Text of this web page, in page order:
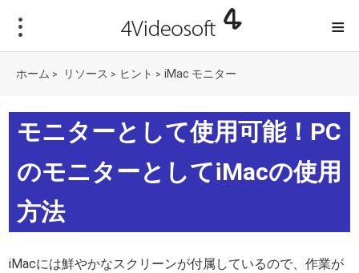
≡
ホーム > リソース > ヒント > iMac モニター
モニターとして使用可能！PC
のモニターとしてiMacの使用
方法
iMacには鮮やかなスクリーンが付属しているので、作業が